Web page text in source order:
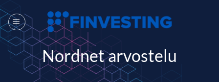
Siirry
sisältöön
Nordnet arvostelu